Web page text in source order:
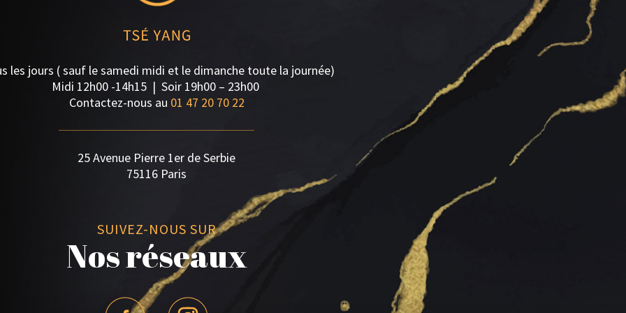
les jours ( sauf le samedi midi et le dimanche toute la journée)
Midi 12h00 -14h15 | Soir 19h00 – 23h00
Contactez-nous au 01 47 20 70 22
25 Avenue Pierre 1er de Serbie
75116 Paris
SUIVEZ-NOUS SUR
Nos réseaux